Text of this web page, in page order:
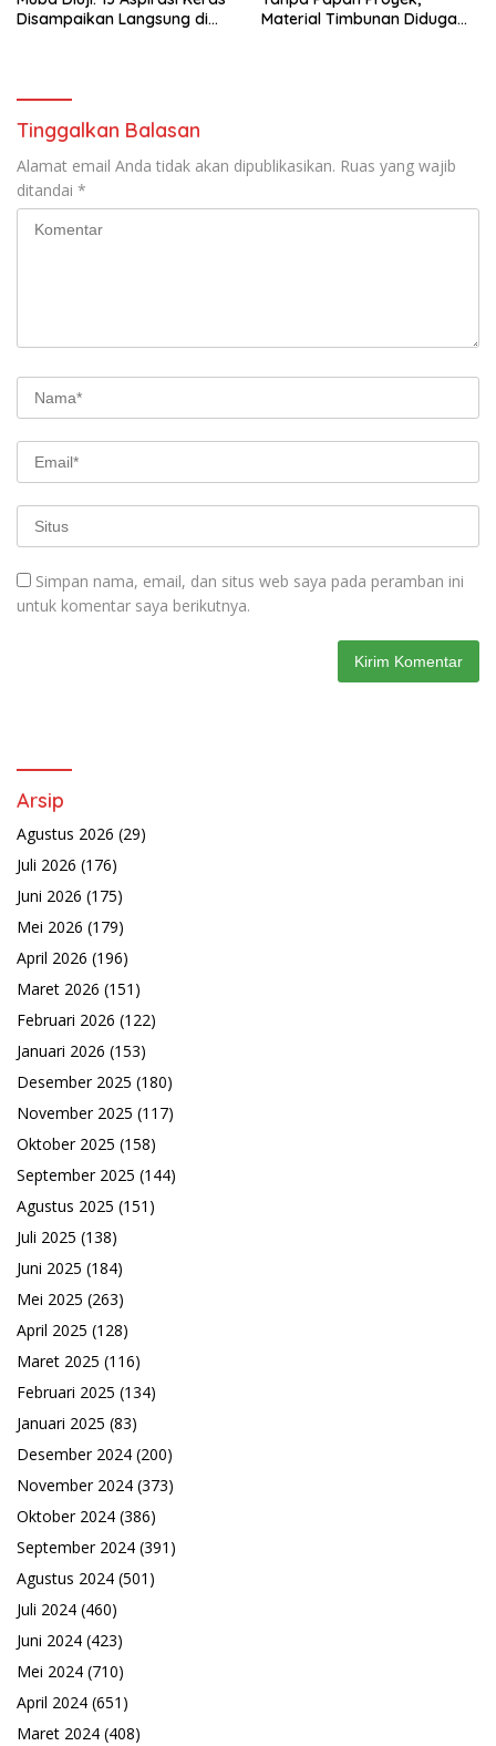
Disampaikan Langsung di
Material Timbunan Diduga
Tinggalkan Balasan
Alamat email Anda tidak akan dipublikasikan. Ruas yang wajib
ditandai *
Simpan nama, email, dan situs web saya pada peramban ini
untuk komentar saya berikutnya.
Arsip
Agustus 2026 (29)
Juli 2026 (176)
Juni 2026 (175)
Mei 2026 (179)
April 2026 (196)
Maret 2026 (151)
Februari 2026 (122)
Januari 2026 (153)
Desember 2025 (180)
November 2025 (117)
Oktober 2025 (158)
September 2025 (144)
Agustus 2025 (151)
Juli 2025 (138)
Juni 2025 (184)
Mei 2025 (263)
April 2025 (128)
Maret 2025 (116)
Februari 2025 (134)
Januari 2025 (83)
Desember 2024 (200)
November 2024 (373)
Oktober 2024 (386)
September 2024 (391)
Agustus 2024 (501)
Juli 2024 (460)
Juni 2024 (423)
Mei 2024 (710)
April 2024 (651)
Maret 2024 (408)